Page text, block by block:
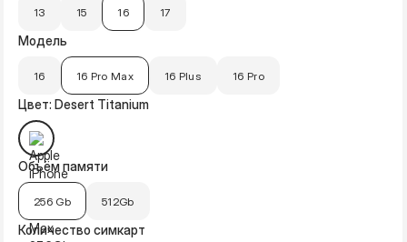
13 15 16 17
Модель
16 16 Pro Max 16 Plus 16 Pro
Цвет: Desert Titanium
Объём памяти
256 Gb 512Gb
Количество симкарт